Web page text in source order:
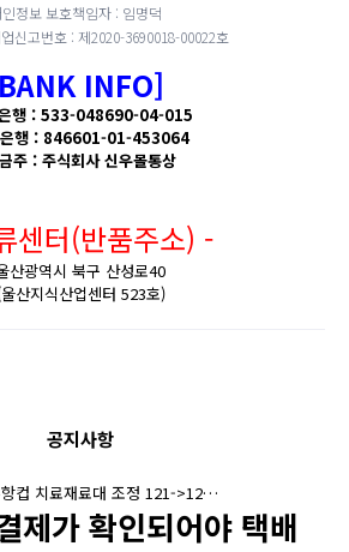
인정보 보호책임자 : 임명덕
신고번호 : 제2020-3690018-00022호
INFO]
행 : 533-048690-04-015
행 : 846601-01-453064
주 : 주식회사 신우몰통상
센터(반품주소) -
산광역시 북구 산성로40
산지식산업센터 523호)
공지사항
항컵 치료재료대 조정 121->12…
제가 확인되어야 택배